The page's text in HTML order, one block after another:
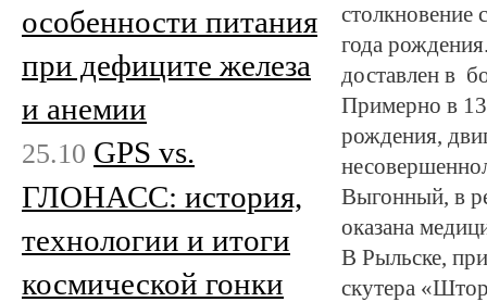
столкновение
года
доставлен в
Примерно в
рождения,
Выгонный, в
оказана
В Рыльске,
скутера
особенности питания
при дефиците железа
и анемии
25.10 GPS vs.
ГЛОНАСС: история,
технологии и итоги
космической гонки